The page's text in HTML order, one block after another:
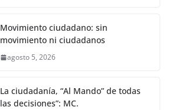
Movimiento ciudadano: sin
movimiento ni ciudadanos
agosto 5, 2026
La ciudadanía, “Al Mando” de todas
las decisiones”: MC.